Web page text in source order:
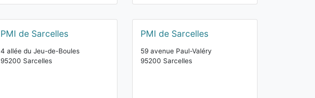
PMI de Sarcelles
4 allée du Jeu-de-Boules
95200 Sarcelles
PMI de Sarcelles
59 avenue Paul-Valéry
95200 Sarcelles